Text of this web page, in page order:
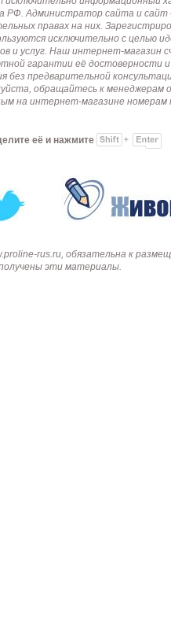
РФ. Администратор сайта и
правах на них.
исключительно с целью
и услуг. Наш интернет-магазин
гарантии её достоверности
предварительной
обращайтесь к менеджерам
на интернет-магазине
её и нажмите
rus.ru, обязательна к
эти материалы.